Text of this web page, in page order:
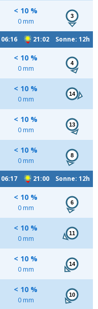
< 10 %
0 mm
3
06:16 21:02 Sonne: 12h
< 10 %
0 mm
4
< 10 %
0 mm
14
< 10 %
0 mm
13
< 10 %
0 mm
8
06:17 21:00 Sonne: 12h
< 10 %
0 mm
6
< 10 %
0 mm
11
< 10 %
0 mm
14
< 10 %
0 mm
10